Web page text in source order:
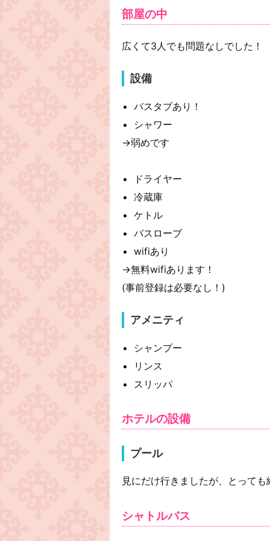
部屋の中
広くて3人でも問題なしでした！
設備
バスタブあり！
シャワー
→弱めです
ドライヤー
冷蔵庫
ケトル
バスローブ
wifiあり
→無料wifiあります！
(事前登録は必要なし！)
アメニティ
シャンプー
リンス
スリッパ
ホテルの設備
プール
見にだけ行きましたが、とって
シャトルバス